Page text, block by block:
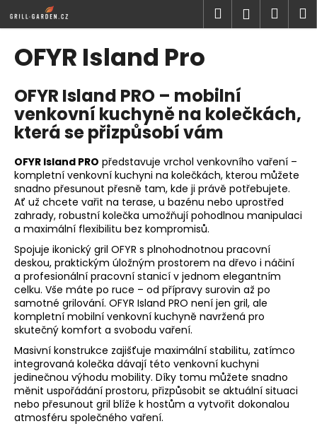
na
obsah
Hledat
OFYR Island Pro
OFYR Island PRO – mobilní
venkovní kuchyně na kolečkách,
která sepřizpůsobí vám
OFYR Island PRO představuje vrchol venkovního vaření –
kompletní venkovní kuchyni na kolečkách, kterou můžete
snadno přesunout přesně tam, kde ji právě potřebujete.
Ať už chcete vařit na terase, u bazénu nebo uprostřed
zahrady, robustní kolečka umožňují pohodlnou manipulaci
a maximální flexibilitu bez kompromisů.
Spojuje ikonický gril OFYR s plnohodnotnou pracovní
deskou, praktickým úložným prostorem na dřevo i náčiní
a profesionální pracovní stanicí v jednom elegantním
celku. Vše máte po ruce – od přípravy surovin až po
samotné grilování. OFYR Island PRO není jen gril, ale
kompletní mobilní venkovní kuchyně navržená pro
skutečný komfort a svobodu vaření.
Masivní konstrukce zajišťuje maximální stabilitu, zatímco
integrovaná kolečka dávají této venkovní kuchyni
jedinečnou výhodu mobility. Díky tomu můžete snadno
měnit uspořádání prostoru, přizpůsobit se aktuální situaci
nebo přesunout gril blíže k hostům a vytvořit dokonalou
atmosféru společného vaření.
K
o
o
p
o
ř
e
b
u
j
e
t
e
n
a
j
í
t
?